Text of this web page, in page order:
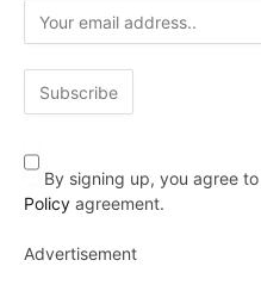
By signing up, you agree
Policy agreement.
Advertisement